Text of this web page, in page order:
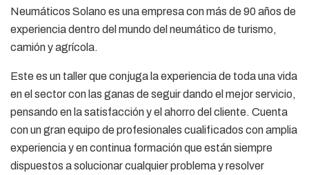
Neumáticos Solano es una empresa con más de 90 años de
experiencia dentro del mundo del neumático de turismo,
camión y agrícola.
Este es un taller que conjuga la experiencia de toda una vida
en el sector con las ganas de seguir dando el mejor servicio,
pensando en la satisfacción y el ahorro del cliente. Cuenta
con un gran equipo de profesionales cualificados con amplia
experiencia y en continua formación que están siempre
dispuestos a solucionar cualquier problema y resolver